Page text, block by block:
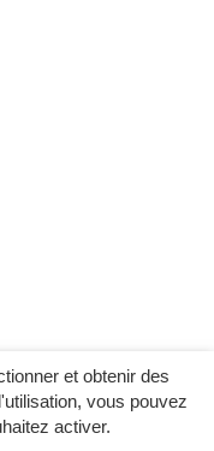
et obtenir des
vous pouvez
activer.